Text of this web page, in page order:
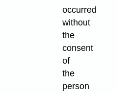
occurred
without
the
consent
of
the
person